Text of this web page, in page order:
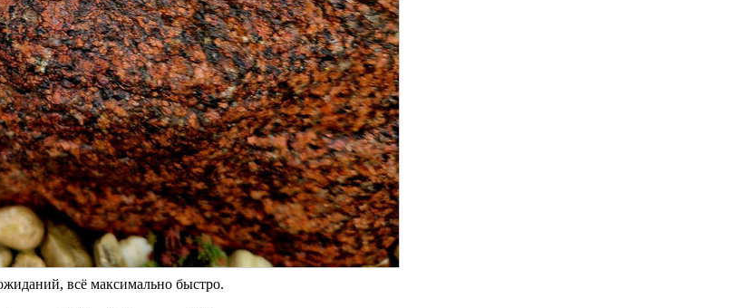
всё максимально быстро.